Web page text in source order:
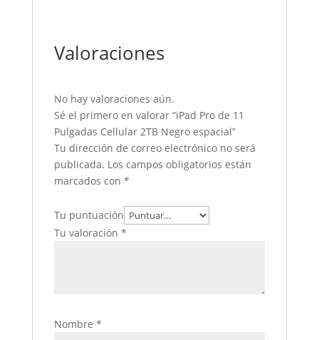
Valoraciones
No hay valoraciones aún.
Sé el primero en valorar “iPad Pro de 11
Pulgadas Cellular 2TB Negro espacial”
Tu dirección de correo electrónico no será
publicada. Los campos obligatorios están
marcados con *
Tu puntuación
Tu valoración *
Nombre *